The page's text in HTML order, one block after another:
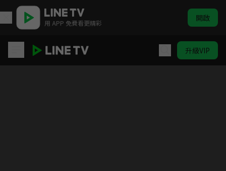
用 APP 免費看更精彩 開啟
升級VIP